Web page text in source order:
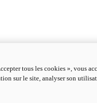
tous les cookies », vous
sur le site, analyser son